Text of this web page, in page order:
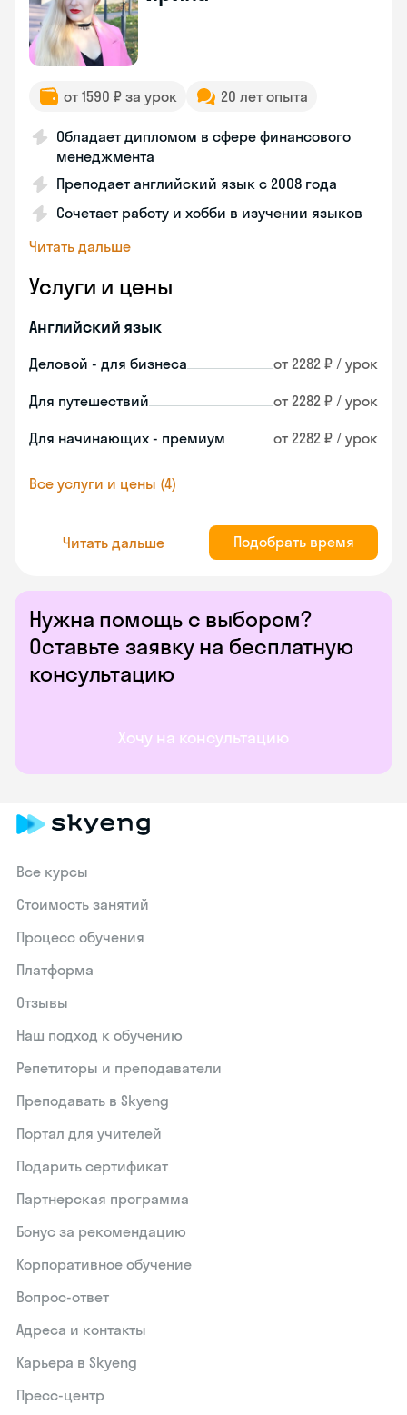
Нужна помощь с выбором?
Оставьте заявку на бесплатную
консультацию
Хочу на консультацию
от 1590 ₽ за урок 20 лет опыта
Обладает дипломом в сфере финансового
менеджмента
Преподает английский язык с 2008 года
Сочетает работу и хобби в изучении языков
Читать дальше
Услуги и цены
Английский язык
Деловой - для бизнеса от 2282 ₽ / урок
Для путешествий от 2282 ₽ / урок
Для начинающих - премиум от 2282 ₽ / урок
Все услуги и цены (4)
Читать дальше Подобрать время
Все курсы
Стоимость занятий
Процесс обучения
Платформа
Отзывы
Наш подход к обучению
Репетиторы и преподаватели
Преподавать в Skyeng
Портал для учителей
Подарить сертификат
Партнерская программа
Бонус за рекомендацию
Корпоративное обучение
Вопрос-ответ
Адреса и контакты
Карьера в Skyeng
Пресс-центр